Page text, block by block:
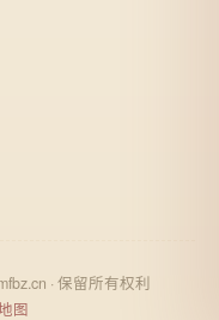
· 保留所有权利
图